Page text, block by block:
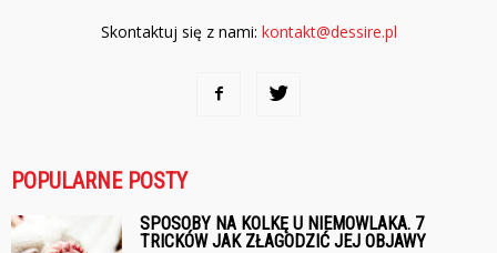
Skontaktuj się z nami: kontakt@dessire.pl
POPULARNE POSTY
SPOSOBY NA KOLKĘ U NIEMOWLAKA. 7
TRICKÓW JAK ZŁAGODZIĆ JEJ OBJAWY